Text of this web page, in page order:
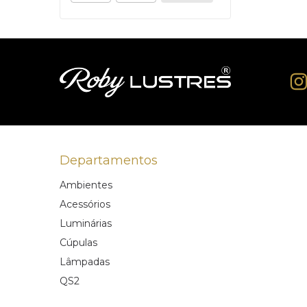
Departamentos
Ambientes
Acessórios
Luminárias
Cúpulas
Lâmpadas
QS2